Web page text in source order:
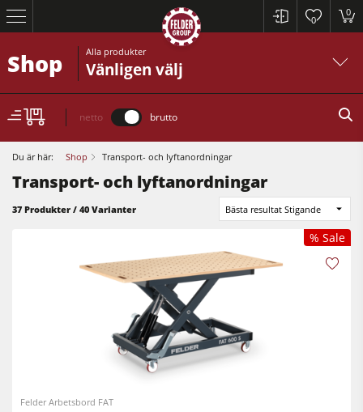
0
0
Cirkelsågar och justersågar
Rikt- och planhyvlar
Cirkelsåg/Fräs
5-funktions kombimaskin
CNC fräsar
Cirkelsågar och justersågar
Rikt- och planhyvlar
Shop Alla produkter
Vänligen välj
netto brutto
Du är här: Shop Transport- och lyftanordningar
Transport- och lyftanordningar
37 Produkter / 40 Varianter Bästa resultat Stigande
% Sale
Felder Arbetsbord FAT